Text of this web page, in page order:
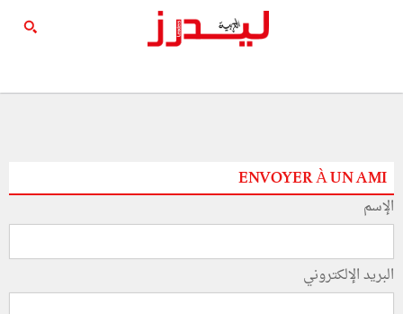
ENVOYER À UN AMI
الإسم
البريد الإلكتروني